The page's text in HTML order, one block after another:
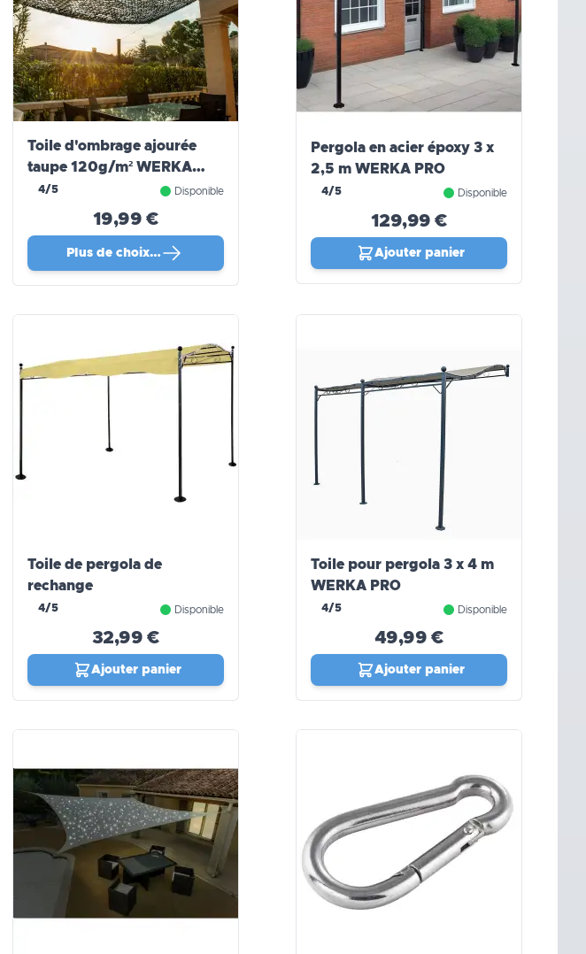
Toile d'ombrage ajourée
taupe 120g/m² WERKA
PRO
4/5 Disponible
19,99 €
Plus de choix…
Pergola en acier époxy 3 x
2,5 m WERKA PRO
4/5 Disponible
129,99 €
Ajouter panier
Toile de pergola de
rechange
4/5 Disponible
32,99 €
Ajouter panier
Toile pour pergola 3 x 4 m
WERKA PRO
4/5 Disponible
49,99 €
Ajouter panier